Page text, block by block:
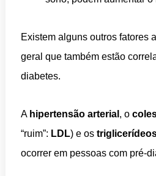
Existem alguns outros fatores
geral que também estão
diabetes.
A hipertensão arterial , o
“ruim”: LDL) e os
ocorrer em pessoas com pré-